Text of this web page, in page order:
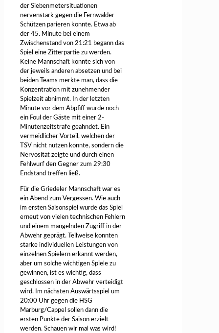
der Siebenmetersituationen
nervenstark gegen die Fernwalder
Schützen parieren konnte. Etwa ab
der 45. Minute bei einem
Zwischenstand von 21:21 begann das
Spiel eine Zitterpartie zu werden.
Keine Mannschaft konnte sich von
der jeweils anderen absetzen und bei
beiden Teams merkte man, dass die
Konzentration mit zunehmender
Spielzeit abnimmt. In der letzten
Minute vor dem Abpfiff wurde noch
ein Foul der Gäste mit einer 2-
Minutenzeitstrafe geahndet. Ein
vermeidlicher Vorteil, welchen der
TSV nicht nutzen konnte, sondern die
Nervosität zeigte und durch einen
Fehlwurf den Gegner zum 29:30
Endstand treffen ließ.
Für die Griedeler Mannschaft war es
ein Abend zum Vergessen. Wie auch
im ersten Saisonspiel wurde das Spiel
erneut von vielen technischen Fehlern
und einem mangelnden Zugriff in der
Abwehr geprägt. Teilweise konnten
starke individuellen Leistungen von
einzelnen Spielern erkannt werden,
aber um solche wichtigen Spiele zu
gewinnen, ist es wichtig, dass
geschlossen in der Abwehr verteidigt
wird. Im nächsten Auswärtsspiel um
20:00 Uhr gegen die HSG
Marburg/Cappel sollen dann die
ersten Punkte der Saison erzielt
werden. Schauen wir mal was wird!